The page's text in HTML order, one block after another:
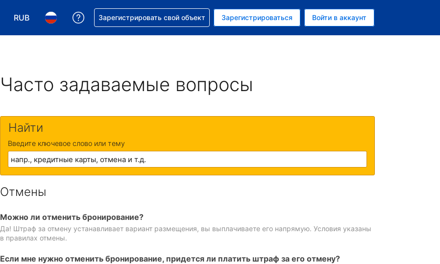
RUB
Выберите валюту. Текущая валюта — Российский рубль
Выберите язык. Текущий язык — На русском
Получите помощь с бронированием
Зарегистрировать свой объект Зарегистрироваться Войти в аккаунт
Часто задаваемые вопросы
Найти
Введите ключевое слово или тему
Отмены
Можно ли отменить бронирование?
Да! Штраф за отмену устанавливает вариант размещения, вы выплачиваете его напрямую. Условия указаны
в правилах отмены.
Если мне нужно отменить бронирование, придется ли платить штраф за его отмену?